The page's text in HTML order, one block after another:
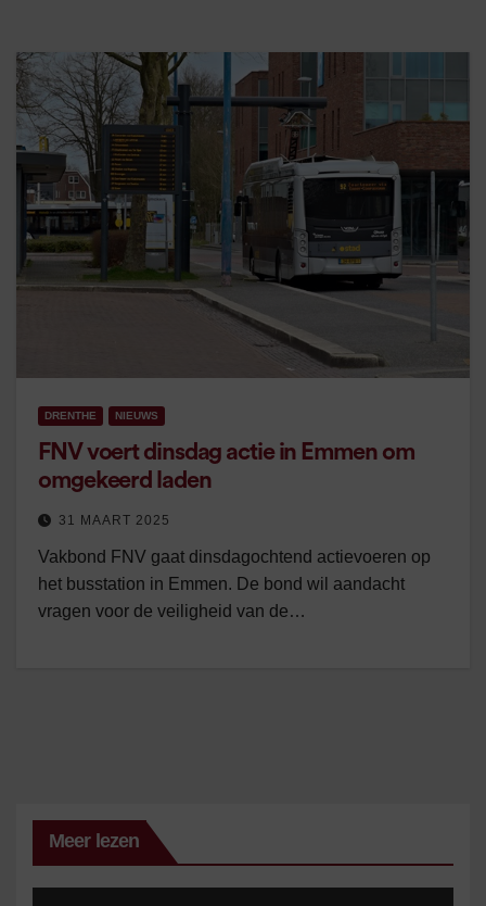
DRENTHE NIEUWS
FNV voert dinsdag actie in Emmen om
omgekeerd laden
31 MAART 2025
Vakbond FNV gaat dinsdagochtend actievoeren op
het busstation in Emmen. De bond wil aandacht
vragen voor de veiligheid van de…
Meer lezen